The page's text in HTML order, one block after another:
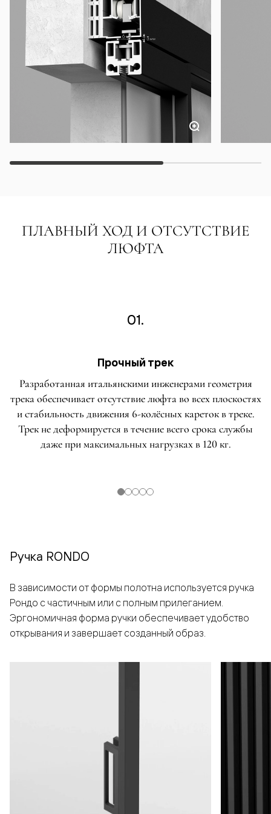
ПЛАВНЫЙ ХОД И ОТСУТСТВИЕ
ЛЮФТА
01.
Прочный трек
Разработанная итальянскими инженерами геометрия
трека обеспечивает отсутствие люфта во всех плоскостях
и стабильность движения 6-колёсных кареток в треке.
Трек не деформируется в течение всего срока службы
даже при максимальных нагрузках в 120 кг.
Ручка RONDO
В зависимости от формы полотна используется ручка
Рондо с частичным или с полным прилеганием.
Эргономичная форма ручки обеспечивает удобство
открывания и завершает созданный образ.